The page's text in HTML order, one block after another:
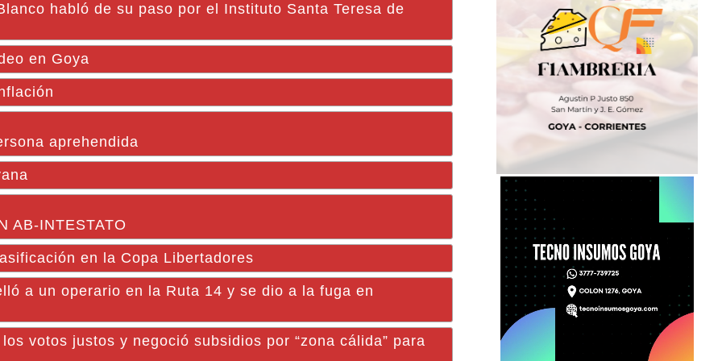
habló de su paso por el Instituto Santa Teresa de
en Goya
aprehendida
AB-INTESTATO
en la Copa Libertadores
a un operario en la Ruta 14 y se dio a la fuga en
votos justos y negoció subsidios por “zona cálida” para